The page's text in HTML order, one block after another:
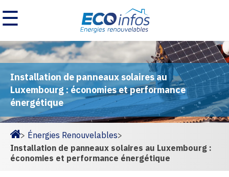
☰
Installation de panneaux solaires au
Luxembourg : économies et performance
énergétique
Homepage
> Énergies Renouvelables>
Installation de panneaux solaires au Luxembourg :
économies et performance énergétique